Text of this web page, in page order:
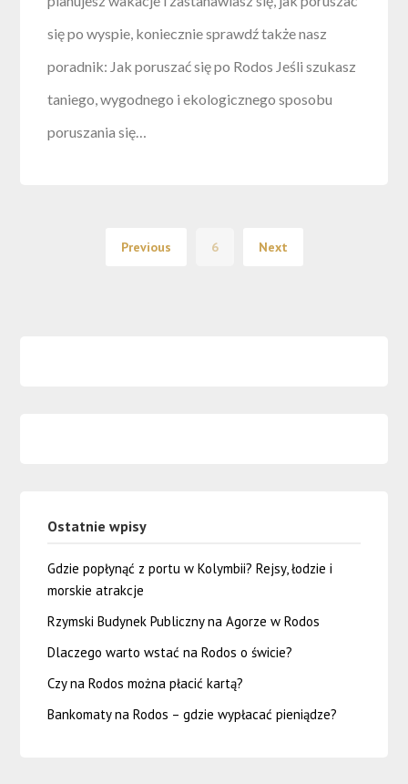
się po wyspie, koniecznie sprawdź także nasz
poradnik: Jak poruszać się po Rodos Jeśli szukasz
taniego, wygodnego i ekologicznego sposobu
poruszania się…
Previous 6 Next
Ostatnie wpisy
Gdzie popłynąć z portu w Kolymbii? Rejsy, łodzie i
morskie atrakcje
Rzymski Budynek Publiczny na Agorze w Rodos
Dlaczego warto wstać na Rodos o świcie?
Czy na Rodos można płacić kartą?
Bankomaty na Rodos – gdzie wypłacać pieniądze?